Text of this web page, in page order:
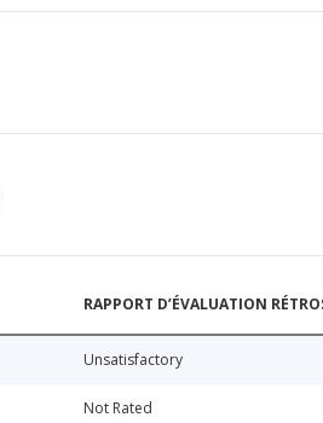
RAPPORT D’ÉVALUATION
Unsatisfactory
Not Rated